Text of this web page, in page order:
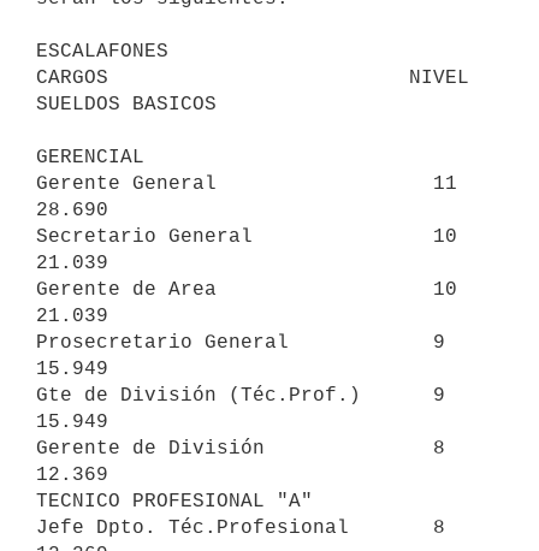
ESCALAFONES
CARGOS                         NIVEL
SUELDOS BASICOS
GERENCIAL
Gerente General                  11
28.690
Secretario General               10
21.039
Gerente de Area                  10
21.039
Prosecretario General            9
15.949
Gte de División (Téc.Prof.)      9
15.949
Gerente de División              8
12.369
TECNICO PROFESIONAL "A"
Jefe Dpto. Téc.Profesional       8